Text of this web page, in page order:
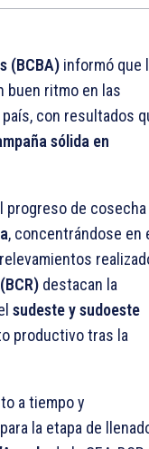
(BCBA) informó que
buen ritmo en las
con resultados
sólida en
progreso de cosecha
, concentrándose en
destacan la
sudeste y sudoeste
productivo tras la
a tiempo y
la etapa de